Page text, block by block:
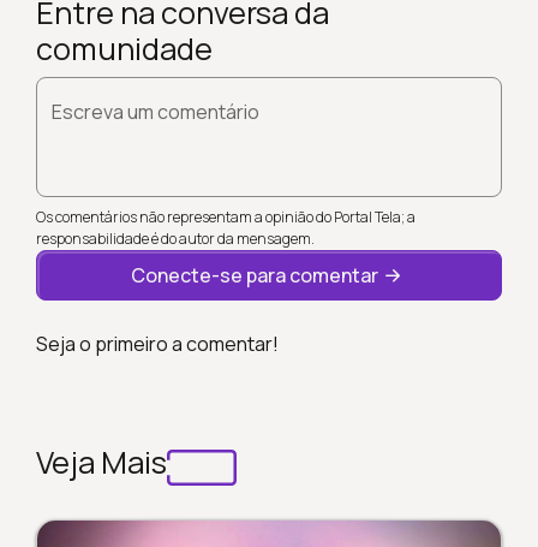
Entre na conversa da
comunidade
Escreva um comentário
Os comentários não representam a opinião do Portal Tela; a
responsabilidade é do autor da mensagem.
Conecte-se para comentar
Seja o primeiro a comentar!
Veja Mais